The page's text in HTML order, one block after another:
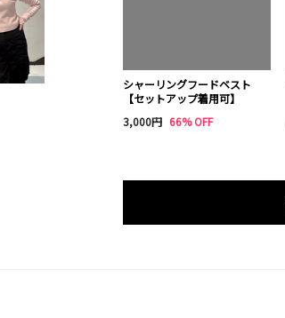
シャーリングフードベスト
【セットアップ着用可】
3,000円 66% OFF